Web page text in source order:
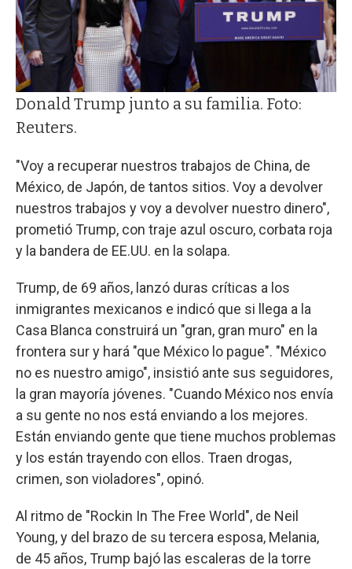
Donald Trump junto a su familia. Foto:
Reuters.
"Voy a recuperar nuestros trabajos de China, de
México, de Japón, de tantos sitios. Voy a devolver
nuestros trabajos y voy a devolver nuestro dinero",
prometió Trump, con traje azul oscuro, corbata roja
y la bandera de EE.UU. en la solapa.
Trump, de 69 años, lanzó duras críticas a los
inmigrantes mexicanos e indicó que si llega a la
Casa Blanca construirá un "gran, gran muro" en la
frontera sur y hará "que México lo pague". "México
no es nuestro amigo", insistió ante sus seguidores,
la gran mayoría jóvenes. "Cuando México nos envía
a su gente no nos está enviando a los mejores.
Están enviando gente que tiene muchos problemas
y los están trayendo con ellos. Traen drogas,
crimen, son violadores", opinó.
Al ritmo de "Rockin In The Free World", de Neil
Young, y del brazo de su tercera esposa, Melania,
de 45 años, Trump bajó las escaleras de la torre